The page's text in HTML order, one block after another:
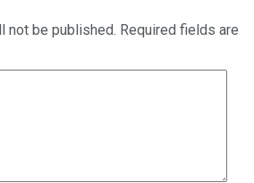
not be published. Required fields are